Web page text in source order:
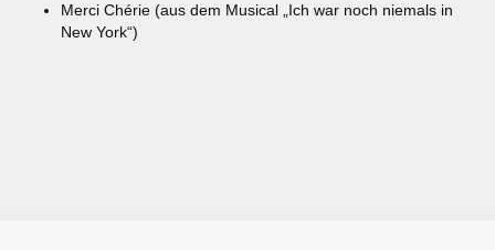
Merci Chérie (aus dem Musical „Ich war noch niemals in
New York“)